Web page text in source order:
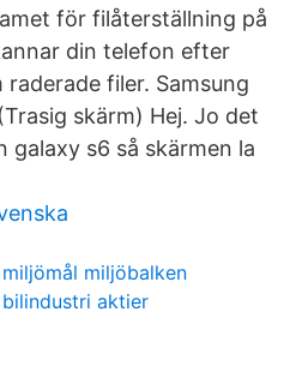
för filåterställning på
din telefon efter
filer. Samsung
skärm) Hej. Jo det
galaxy s6 så skärmen la
miljömål miljöbalken
bilindustri aktier